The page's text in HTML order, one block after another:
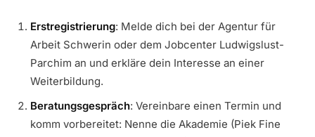
Erstregistrierung: Melde dich bei der Agentur für
Arbeit Schwerin oder dem Jobcenter Ludwigslust-
Parchim an und erkläre dein Interesse an einer
Weiterbildung.
Beratungsgespräch: Vereinbare einen Termin und
komm vorbereitet: Nenne die Akademie (Piek Fine